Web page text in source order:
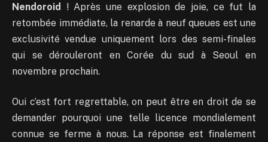
Nendoroid
! Après une explosion de joie, ce fut la
retombée immédiate, la renarde à neuf queues est une
exclusivité vendue uniquement lors des semi-finales
qui se dérouleront en Corée du sud à Seoul en
novembre prochain.
Oui c’est fort regrettable, on peut être en droit de se
demander pourquoi une telle licence mondialement
connue se ferme à nous. La réponse est finalement